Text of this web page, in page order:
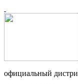
официальный